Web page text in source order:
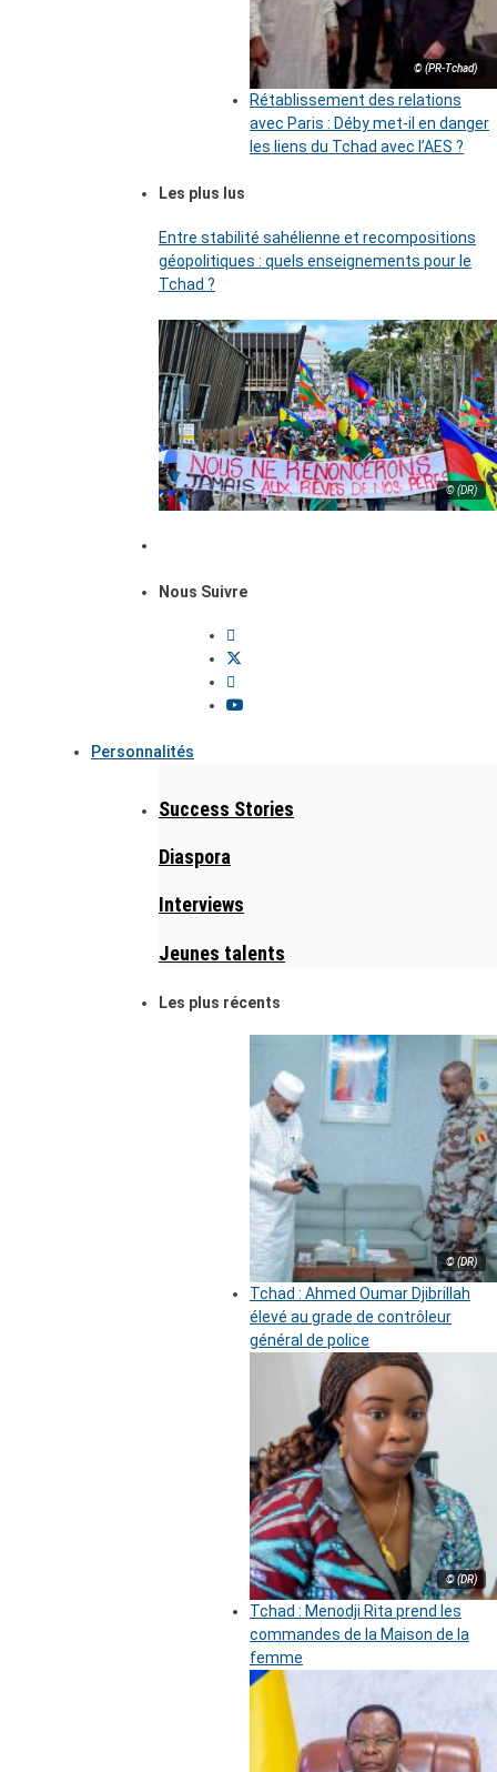
© (PR-Tchad)
Rétablissement des relations
avec Paris : Déby met-il en danger
les liens du Tchad avec l’AES ?
Les plus lus
Entre stabilité sahélienne et recompositions
géopolitiques : quels enseignements pour le
Tchad ?
© (DR)
Nous Suivre
Personnalités
Success Stories
Diaspora
Interviews
Jeunes talents
Les plus récents
© (DR)
Tchad : Ahmed Oumar Djibrillah
élevé au grade de contrôleur
général de police
© (DR)
Tchad : Menodji Rita prend les
commandes de la Maison de la
femme